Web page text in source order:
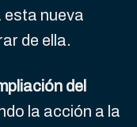
esta nueva
de ella.
del
la acción a la